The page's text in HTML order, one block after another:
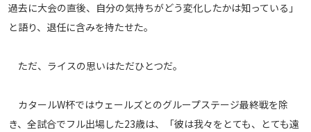
過去に大会の直後、自分の気持ちがどう変化したかは知っている」
と語り、退任に含みを持たせた。
ただ、ライスの思いはただひとつだ。
カタールW杯ではウェールズとのグループステージ最終戦を除
き、全試合でフル出場した23歳は、「彼は我々をとても、とても遠